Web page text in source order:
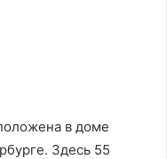
в доме
Здесь 55